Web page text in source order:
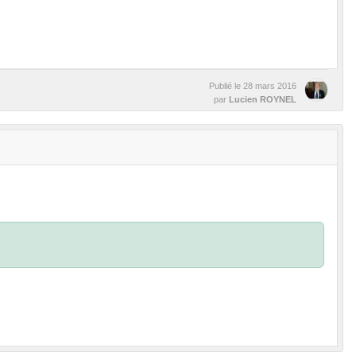
Publié le 28 mars 2016
par Lucien ROYNEL